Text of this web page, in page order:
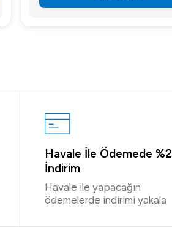
Havale İle Ödemede %2
İndirim
Havale ile yapacağın
ödemelerde indirimi yakala